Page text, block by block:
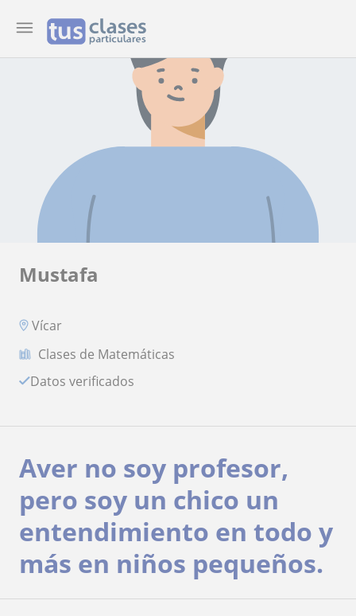
Mustafa
Vícar
Clases de Matemáticas
Datos verificados
Aver no soy profesor,
pero soy un chico un
entendimiento en todo y
más en niños pequeños.